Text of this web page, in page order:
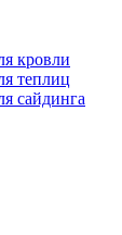
кровли
теплиц
сайдинга